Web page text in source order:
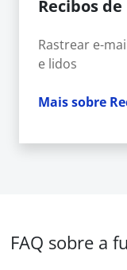
Recibos
Rastrear e-
e lidos
Mais sobre
FAQ sobre a